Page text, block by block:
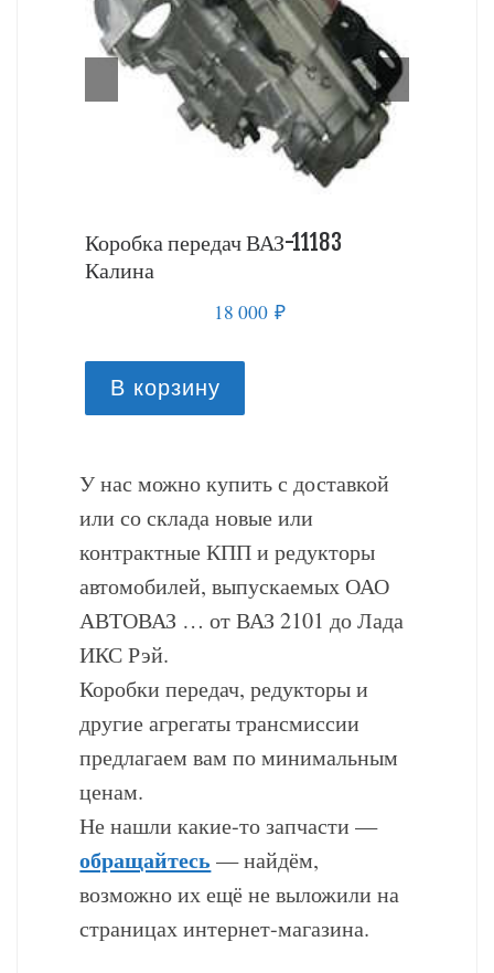
Коробка передач ВАЗ-11183
Калина
18 000₽
В корзину
У нас можно купить с доставкой
или со склада новые или
контрактные КПП и редукторы
автомобилей, выпускаемых ОАО
АВТОВАЗ … от ВАЗ 2101 до Лада
ИКС Рэй.
Коробки передач, редукторы и
другие агрегаты трансмиссии
предлагаем вам по минимальным
ценам.
Не нашли какие-то запчасти —
обращайтесь — найдём,
возможно их ещё не выложили на
страницах интернет-магазина.